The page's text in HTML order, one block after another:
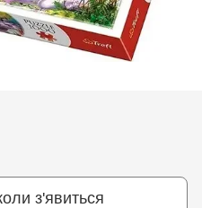
з'явиться